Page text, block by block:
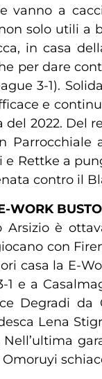
vanno a
solo utili a
in casa
per dare
3-1).
e
del 2022. Del
e Rettke a
contro il
WORK
Arsizio è
con
casa la E-
1 e a
Degradi da
Lena
Nell’ultima